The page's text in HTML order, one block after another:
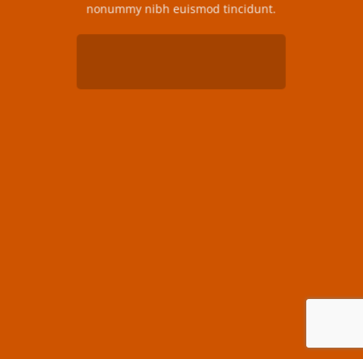
nonummy nibh euismod tincidunt.